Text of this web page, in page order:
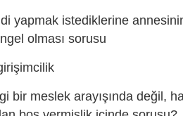
yapmak istediklerine
olması sorusu
bir meslek arayışında değil,